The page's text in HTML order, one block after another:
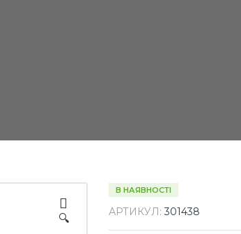
🔍
В НАЯВНОСТІ
АРТИКУЛ: 301438